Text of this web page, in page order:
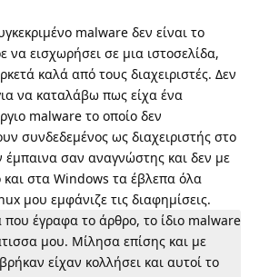
malware δεν είναι το
να εισχωρήσει σε μια ιστοσελίδα,
καλά από τους διαχειριστές. Δεν
να καταλάβω πως είχα ένα
malware το οποίο δεν
συνδεδεμένος ως διαχειριστής στο
σαν αναγνώστης και δεν με
και στα Windows τα έβλεπα όλα
μου εμφάνιζε τις διαφημίσεις.
έγραφα το άρθρο, το ίδιο malware
μου. Μίλησα επίσης και με
είχαν κολλήσει και αυτοί το